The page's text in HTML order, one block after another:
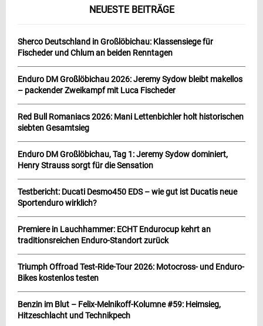
NEUESTE BEITRÄGE
Sherco Deutschland in Großlöbichau: Klassensiege für
Fischeder und Chlum an beiden Renntagen
Enduro DM Großlöbichau 2026: Jeremy Sydow bleibt makellos
– packender Zweikampf mit Luca Fischeder
Red Bull Romaniacs 2026: Mani Lettenbichler holt historischen
siebten Gesamtsieg
Enduro DM Großlöbichau, Tag 1: Jeremy Sydow dominiert,
Henry Strauss sorgt für die Sensation
Testbericht: Ducati Desmo450 EDS – wie gut ist Ducatis neue
Sportenduro wirklich?
Premiere in Lauchhammer: ECHT Endurocup kehrt an
traditionsreichen Enduro-Standort zurück
Triumph Offroad Test-Ride-Tour 2026: Motocross- und Enduro-
Bikes kostenlos testen
Benzin im Blut – Felix-Melnikoff-Kolumne #59: Heimsieg,
Hitzeschlacht und Technikpech